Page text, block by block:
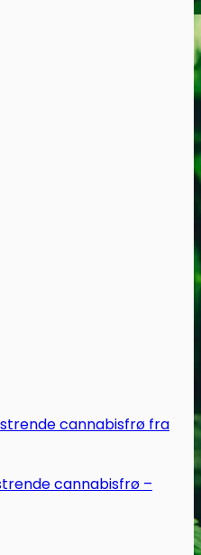
cannabisfrø –